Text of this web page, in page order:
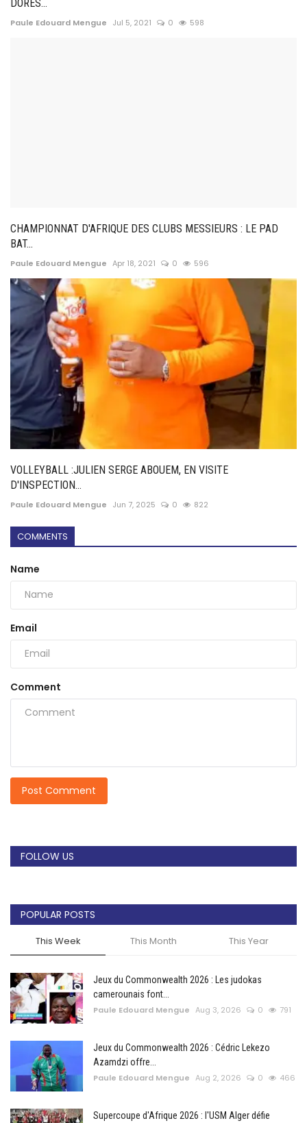
DORES...
Paule Edouard Mengue Jul 5, 2021 0 598
CHAMPIONNAT D'AFRIQUE DES CLUBS MESSIEURS : LE PAD
BAT...
Paule Edouard Mengue Apr 18, 2021 0 596
VOLLEYBALL :JULIEN SERGE ABOUEM, EN VISITE
D'INSPECTION...
Paule Edouard Mengue Jun 7, 2025 0 822
COMMENTS
Name
Email
Comment
Post Comment
FOLLOW US
POPULAR POSTS
This Week This Month This Year
Jeux du Commonwealth 2026 : Les judokas
camerounais font...
Paule Edouard Mengue Aug 3, 2026 0 791
Jeux du Commonwealth 2026 : Cédric Lekezo
Azamdzi offre...
Paule Edouard Mengue Aug 2, 2026 0 466
Supercoupe d'Afrique 2026 : l'USM Alger défie